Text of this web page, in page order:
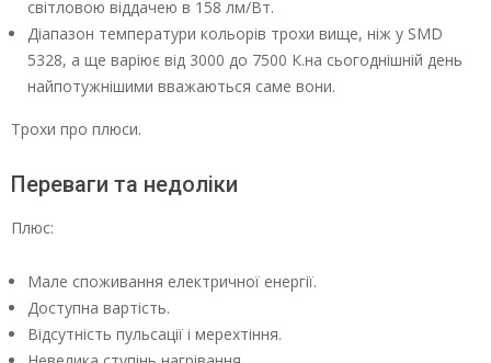
світловою віддачею в 158 лм/Вт.
Діапазон температури кольорів трохи вище, ніж у SМD
5328, а ще варіює від 3000 до 7500 К.на сьогоднішній день
найпотужнішими вважаються саме вони.
Трохи про плюси.
Переваги та недоліки
Плюс:
Мале споживання електричної енергії.
Доступна вартість.
Відсутність пульсації і мерехтіння.